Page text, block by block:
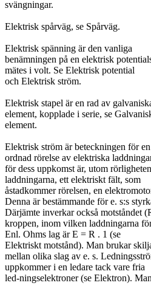
svängningar.
Elektrisk spårväg, se Spårväg.
Elektrisk spänning är den vanliga
benämningen på en elektrisk
mätes i volt. Se Elektrisk potential
och Elektrisk ström.
Elektrisk stapel är en rad av
element, kopplade i serie, se
element.
Elektrisk ström är beteckningen för en
ordnad rörelse av elektriska
för dess uppkomst är, utom
laddningarna, ett elektriskt fält, som
åstadkommer rörelsen, en
Denna är bestämmande för e. s:s
Därjämte inverkar också motståndet
kroppen, inom vilken laddningarna
Enl. Ohms lag är E = R . 1 (se
Elektriskt motstånd). Man brukar
mellan olika slag av e. s.
uppkommer i en ledare tack vare fria
led-ningselektroner (se Elektron).